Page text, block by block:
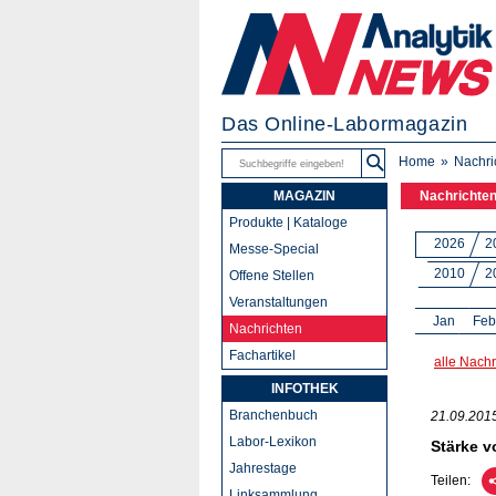
Das Online-Labormagazin
Home
Nachrichten
2026
2010
Jan Feb
alle
Stärke
Teilen:
MAGAZIN
Produkte | Kataloge
Messe-Special
Offene Stellen
Veranstaltungen
Nachrichten
Fachartikel
INFOTHEK
Branchenbuch
Labor-Lexikon
Jahrestage